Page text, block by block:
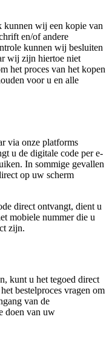
kunnen wij een kopie van
en/of andere
kunnen wij besluiten
wij zijn hiertoe niet
het proces van het kopen
voor u en alle
via onze platforms
u de digitale code per e-
In sommige gevallen
op uw scherm
direct ontvangt, dient u
mobiele nummer die u
zijn.
kunt u het tegoed direct
bestelproces vragen om
van de
doen van uw